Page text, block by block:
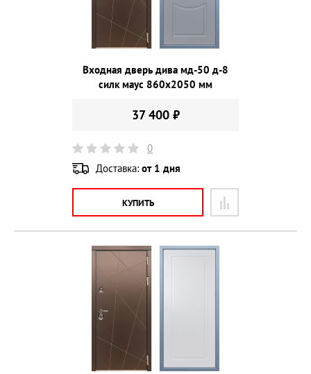
Входная дверь дива мд-50 д-8
силк маус 860х2050 мм
37 400 ₽
0
Доставка: от 1 дня
КУПИТЬ